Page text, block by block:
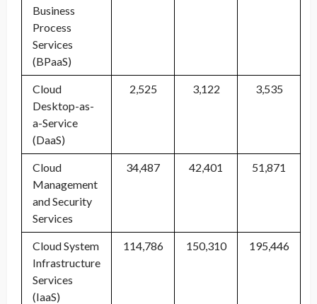
Business
Process
Services
(BPaaS)
Cloud
Desktop-as-
a-Service
(DaaS)
2,525 3,122 3,535
Cloud
Management
and Security
Services
34,487 42,401 51,871
Cloud System
Infrastructure
Services
(IaaS)
114,786 150,310 195,446